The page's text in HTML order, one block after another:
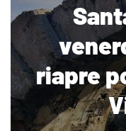
riapre